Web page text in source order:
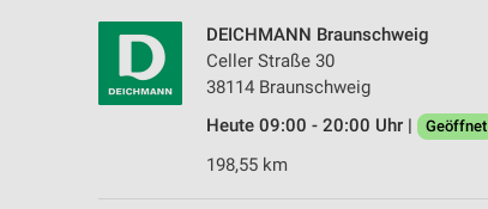
DEICHMANN Braunschweig
Celler Straße 30
38114 Braunschweig
Heute 09:00 - 20:00 Uhr |
Geöffnet
198,55 km